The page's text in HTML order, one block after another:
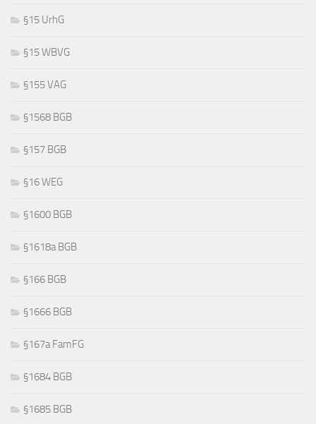
§15 UrhG
§15 WBVG
§155 VAG
§1568 BGB
§157 BGB
§16 WEG
§1600 BGB
§1618a BGB
§166 BGB
§1666 BGB
§167a FamFG
§1684 BGB
§1685 BGB